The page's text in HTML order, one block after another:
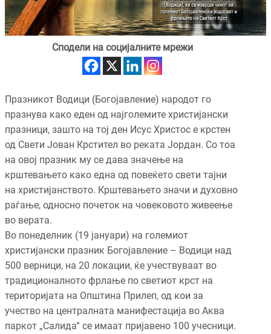
Сподели на социјалните мрежи
Празникот Водици (Богојавление) народот го
празнува како еден од најголемите христијански
празници, зашто на тој ден Исус Христос е крстен
од Свети Јован Крстител во реката Јордан. Со тоа
на овој празник му се дава значење на
крштевањето како една од повеќето свети тајни
на христијанството. Крштевањето значи и духовно
раѓање, односно почеток на човековото живеење
во верата.
Во понеделник (19 јануари) на големиот
христијански празник Богојавление – Водици над
500 верници, на 20 локации, ќе учествуваат во
традиционалното фрлање по светиот крст на
територијата на Општина Прилеп, од кои за
учество на централната манифестација во Аква
паркот „Салида“ се имаат пријавено 100 учесници.